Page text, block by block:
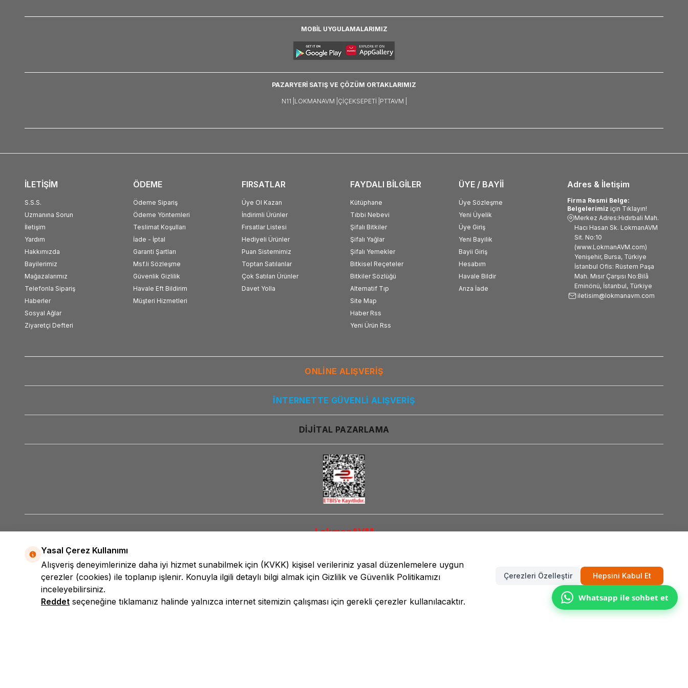
Whatsapp ile sohbet et
MOBİL UYGULAMALARIMIZ
PAZARYERİ SATIŞ VE ÇÖZÜM ORTAKLARIMIZ
N11 | LOKMANAVM | ÇIÇEKSEPETI | PTTAVM |
Adres & İletişim
Firma Resmi Belge:
Belgelerimiz için Tıklayın!
Merkez Adres:Hıdırbali Mah.
Hacı Hasan Sk. LokmanAVM
Sit. No:10
(www.LokmanAVM.com)
Yenişehir, Bursa, Türkiye
İstanbul Ofis: Rüstem Paşa
Mah. Mısır Çarşısı No:Bilâ
Eminönü, İstanbul, Türkiye
iletisim@lokmanavm.com
İLETİŞİM
S.S.S.
Uzmanına Sorun
İletişim
Yardım
Hakkımızda
Bayilerimiz
Mağazalarımız
Telefonla Sipariş
Haberler
Sosyal Ağlar
Ziyaretçi Defteri
ÖDEME
Ödeme Sipariş
Ödeme Yöntemleri
Teslimat Koşulları
İade - İptal
Garanti Şartları
Msf.li Sözleşme
Güvenlik Gizlilik
Havale Eft Bildirim
Müşteri Hizmetleri
FIRSATLAR
Üye Ol Kazan
İndirimli Ürünler
Fırsatlar Listesi
Hediyeli Ürünler
Puan Sistemimiz
Toptan Satılanlar
Çok Satılan Ürünler
Davet Yolla
FAYDALI BİLGİLER
Kütüphane
Tıbbi Nebevi
Şifalı Bitkiler
Şifalı Yağlar
Şifalı Yemekler
Bitkisel Reçeteler
Bitkiler Sözlüğü
Alternatif Tıp
Site Map
Haber Rss
Yeni Ürün Rss
ÜYE / BAYİİ
Üye Sözleşme
Yeni Üyelik
Üye Giriş
Yeni Bayilik
Bayii Giriş
Hesabım
Havale Bildir
Arıza İade
ONLİNE ALIŞVERİŞ
İNTERNETTE GÜVENLİ ALIŞVERİŞ
DİJİTAL PAZARLAMA
LokmanAVM
Yasal Çerez Kullanımı
Alışveriş deneyimlerinize daha iyi hizmet sunabilmek için (KVKK) kişisel verileriniz yasal düzenlemelere uygun
çerezler (cookies) ile toplanıp işlenir. Konuyla ilgili detaylı bilgi almak için Gizlilik ve Güvenlik Politikamızı
inceleyebilirsiniz.
Reddet seçeneğine tıklamanız halinde yalnızca internet sitemizin çalışması için gerekli çerezler kullanılacaktır.
Çerezleri Özelleştir Hepsini Kabul Et